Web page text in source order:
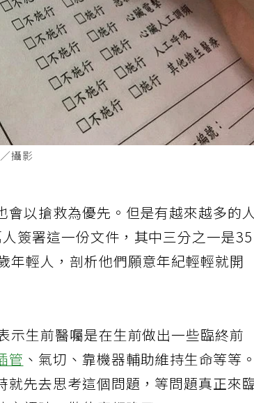
攝影
以搶救為優先。但是有越來越多的
簽署這一份文件，其中三分之一是35
年輕人，剖析他們願意年紀輕輕就開
示生前醫囑是在生前做出一些臨終前
管 、氣切、靠機器輔助維持生命等等。
先去思考這個問題，等問題真正來